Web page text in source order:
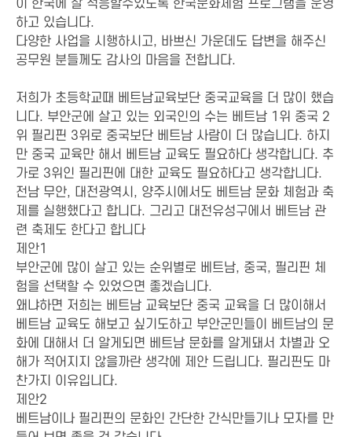
이 한국에 잘 적응할수있도록 한국문화체험 프로그램을 운영
하고 있습니다.
다양한 사업을 시행하시고, 바쁘신 가운데도 답변을 해주신
공무원 분들께도 감사의 마음을 전합니다.
저희가 초등학교때 베트남교육보단 중국교육을 더 많이 했습
니다. 부안군에 살고 있는 외국인의 수는 베트남 1위 중국 2
위 필리핀 3위로 중국보단 베트남 사람이 더 많습니다. 하지
만 중국 교육만 해서 베트남 교육도 필요하다 생각합니다. 추
가로 3위인 필리핀에 대한 교육도 필요하다고 생각합니다.
전남 무안, 대전광역시, 양주시에서도 베트남 문화 체험과 축
제를 실행했다고 합니다. 그리고 대전유성구에서 베트남 관
련 축제도 한다고 합니다
제안1
부안군에 많이 살고 있는 순위별로 베트남, 중국, 필리핀 체
험을 선택할 수 있었으면 좋겠습니다.
왜냐하면 저희는 베트남 교육보단 중국 교육을 더 많이해서
베트남 교육도 해보고 싶기도하고 부안군민들이 베트남의 문
화에 대해서 더 알게되면 베트남 문화를 알게돼서 차별과 오
해가 적어지지 않을까란 생각에 제안 드립니다. 필리핀도 마
찬가지 이유입니다.
제안2
베트남이나 필리핀의 문화인 간단한 간식만들기나 모자를 만